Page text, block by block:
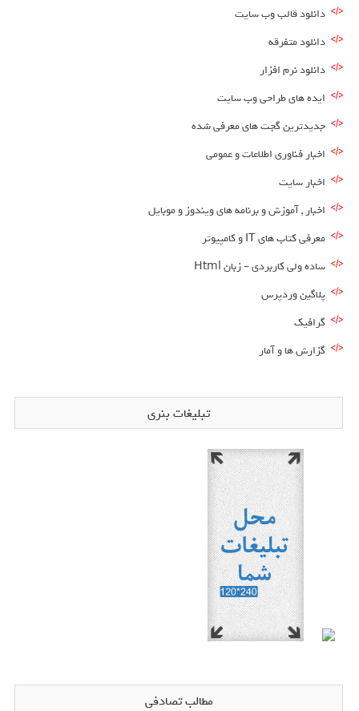
دانلود قالب وب سایت
دانلود متفرقه
دانلود نرم افزار
ایده های طراحی وب سایت
جدیدترین گجت های معرفی شده
اخبار فناوری اطلاعات و عمومی
اخبار سایت
اخبار , آموزش و برنامه های ویندوز و موبایل
معرفی کتاب های IT و کامپیوتر
ساده ولی کاربردی – زبان Html
پلاگین وردپرس
گرافیک
گزارش ها و آمار
تبلیغات بنری
مطالب تصادفی